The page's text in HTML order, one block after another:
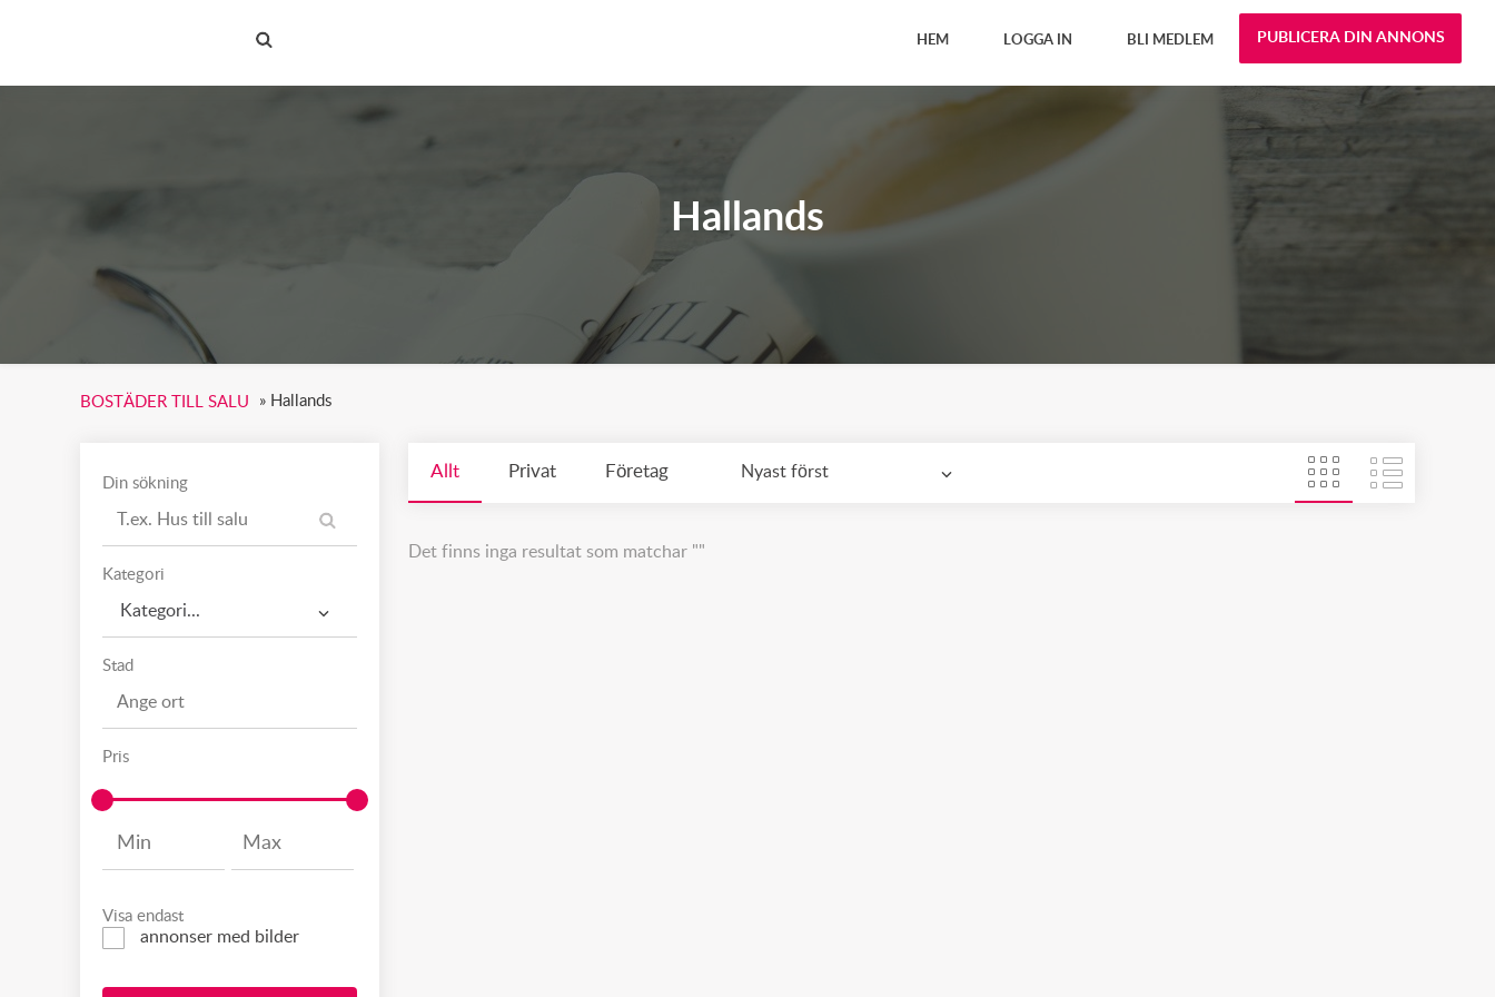
PUBLICERA DIN ANNONS
HEM LOGGA IN BLI MEDLEM
Hallands
BOSTÄDER TILL SALU » Hallands
Din sökning
Kategori
Kategori...
Stad
Pris
Visa endast
annonser med bilder
Allt Privat Företag Nyast först
Det finns inga resultat som matchar ""